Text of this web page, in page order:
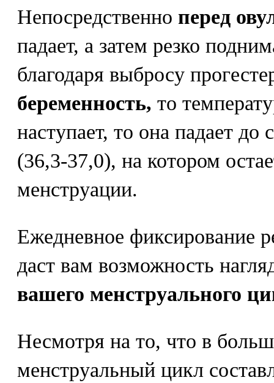
Непосредственно перед
падает, а затем резко
благодаря выбросу
беременность, то
наступает, то она падает
(36,3-37,0), на котором
менструации.
Ежедневное фиксирование
даст вам возможность
вашего менструального
Несмотря на то, что в
менструальный цикл